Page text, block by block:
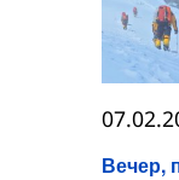
Вечер,